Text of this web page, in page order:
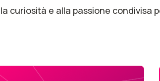
curiosità e alla passione condivisa